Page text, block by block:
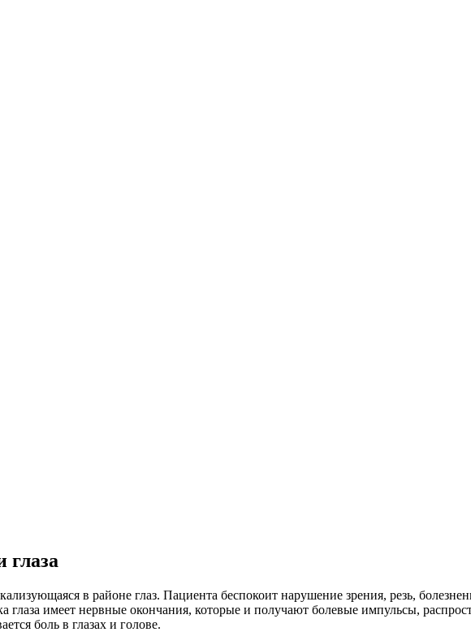
глаза
в районе глаз. Пациента беспокоит нарушение зрения, резь,
имеет нервные окончания, которые и получают болевые импульсы,
боль в глазах и голове.